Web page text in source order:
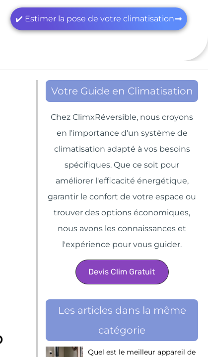
✔️ Estimer la pose de votre climatisation
Votre Guide en Climatisation
Chez ClimxRéversible, nous croyons
en l'importance d'un système de
climatisation adapté à vos besoins
spécifiques. Que ce soit pour
améliorer l'efficacité énergétique,
garantir le confort de votre espace ou
trouver des options économiques,
nous avons les connaissances et
l'expérience pour vous guider.
Devis Clim Gratuit
Les articles dans la même
catégorie
Quel est le meilleur appareil de